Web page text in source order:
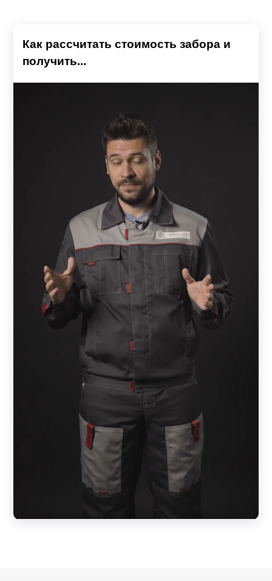
Как рассчитать стоимость забора и
получить...